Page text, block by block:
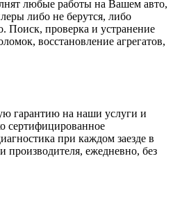
любые работы на Вашем авто,
либо не берутся, либо
Поиск, проверка и устранение
восстановление агрегатов,
гарантию на наши услуги и
сертифицированное
при каждом заезде в
производителя, ежедневно, без